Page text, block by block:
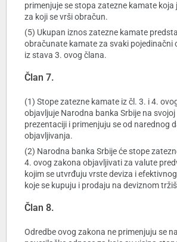
primenjuje se stopa zatezne kamate koja
za koji se vrši obračun.
(5) Ukupan iznos zatezne kamate
obračunate kamate za svaki pojedinačni
iz stava 3. ovog člana.
Član 7.
(1) Stope zatezne kamate iz čl. 3. i 4.
objavljuje Narodna banka Srbije na
prezentaciji i primenjuju se od narednog
objavljivanja.
(2) Narodna banka Srbije će stope
4. ovog zakona objavljivati za valute
kojim se utvrđuju vrste deviza i
koje se kupuju i prodaju na deviznom
Član 8.
Odredbe ovog zakona ne primenjuju se